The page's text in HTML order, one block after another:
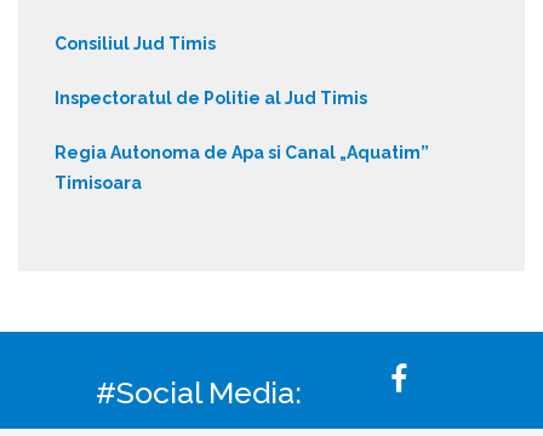
Consiliul Jud Timis
Inspectoratul de Politie al Jud Timis
Regia Autonoma de Apa si Canal „Aquatim”
Timisoara
#Social Media: